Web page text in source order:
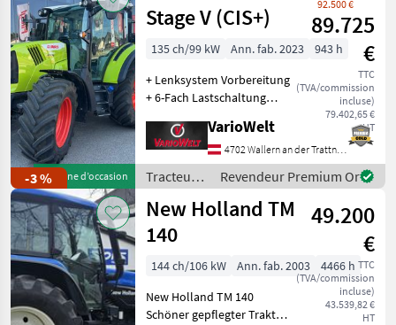
-3 %Machine d’occasion
Stage V (CIS+)
92.500 €
89.725
€
TTC
(TVA/commission
incluse)
79.402,65 €
HT
135 ch/99 kW Ann. fab. 2023
943 h
+ Lenksystem Vorbereitung
+ 6-Fach Lastschaltung
(tpm): 540/540E/1000, ,
Compresseur:
Turbocompresseur avec
intercooler, Vitesse
maximum en k
VarioWelt
4702 Wallern an der Trattnach
Tracteurs
/ Claas
Revendeur Premium Or
New Holland TM
140
49.200
€
TTC
(TVA/commission
incluse)
43.539,82 €
HT
144 ch/106 kW Ann. fab. 2003
4466 h
New Holland TM 140
Schöner gepflegter Traktor